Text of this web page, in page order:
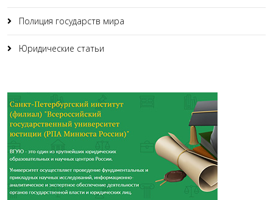
Полиция государств мира
Юридические статьи